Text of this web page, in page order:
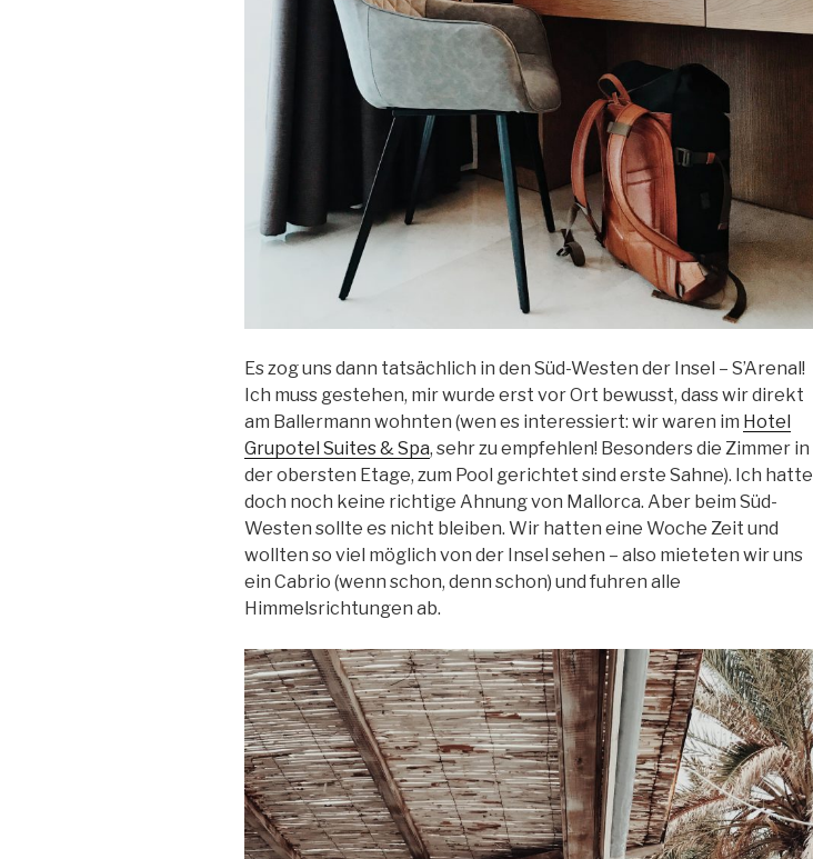
Es zog uns dann tatsächlich in den Süd-Westen der Insel – S’Arenal!
Ich muss gestehen, mir wurde erst vor Ort bewusst, dass wir direkt
am Ballermann wohnten (wen es interessiert: wir waren im Hotel
Grupotel Suites & Spa, sehr zu empfehlen! Besonders die Zimmer in
der obersten Etage, zum Pool gerichtet sind erste Sahne). Ich hatte
doch noch keine richtige Ahnung von Mallorca. Aber beim Süd-
Westen sollte es nicht bleiben. Wir hatten eine Woche Zeit und
wollten so viel möglich von der Insel sehen – also mieteten wir uns
ein Cabrio (wenn schon, denn schon) und fuhren alle
Himmelsrichtungen ab.